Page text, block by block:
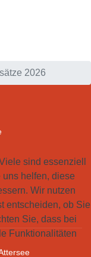
2026
sind essenziell
uns helfen, diese
Wir nutzen
entscheiden, ob Sie
Sie, dass bei
Funktionalitäten